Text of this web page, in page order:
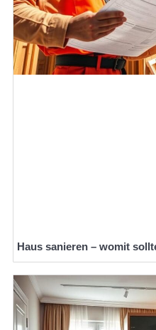
Haus sanieren – womit